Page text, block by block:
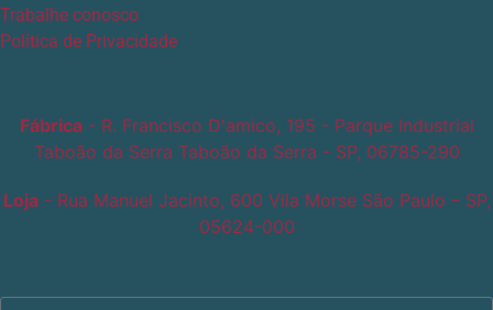
Trabalhe conosco
Política de Privacidade
Fábrica- R. Francisco D'amico, 195 - Parque Industrial
Taboão da Serra Taboão da Serra - SP, 06785-290
Loja- Rua Manuel Jacinto, 600 Vila Morse São Paulo – SP,
05624-000